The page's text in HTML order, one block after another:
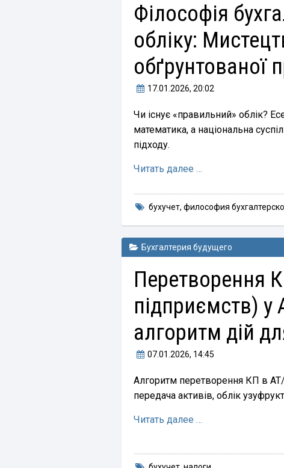
Філософія
обліку:
обґрунтованої
17.01.2026, 20:02
Чи існує «правильний» облік?
математика, а національна
підходу.
Читать далее …
бухучет, философия
Бухгалтерия будущего
Перетворення
підприємств) у
алгоритм дій
07.01.2026, 14:45
Алгоритм перетворення КП в
передача активів, облік
Читать далее …